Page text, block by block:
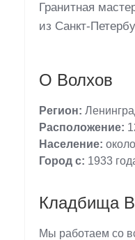
Гранитная
из Санкт-
О Волхов
Регион:
Расположение:
Население:
Город с: 1933
Кладбища
Мы работаем со